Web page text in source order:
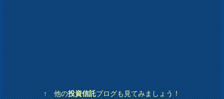
↑ 他の投資信託ブログも見てみましょう！